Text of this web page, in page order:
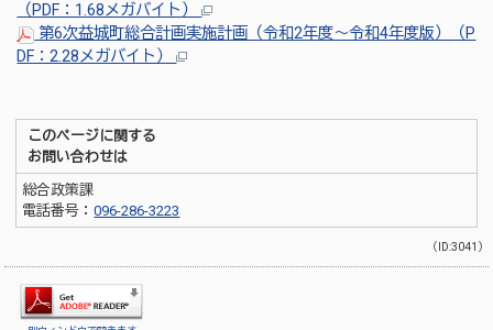
（PDF：1.68メガバイト）
第6次益城町総合計画実施計画（令和2年度～令和4年度版）（P
DF：2.28メガバイト）
このページに関する
お問い合わせは
総合政策課
電話番号：096-286-3223
（ID:3041）